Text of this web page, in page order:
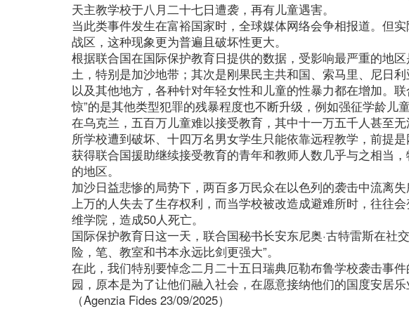
天主教学校于八月二十七日遭袭，再有儿童遇害。
当此类事件发生在富裕国家时，全球媒体网络会争相报道。但
战区，这种现象更为普遍且破坏性更大。
根据联合国在国际保护教育日提供的数据，受影响最严重的地
土，特别是加沙地带；其次是刚果民主共和国、索马里、尼日
以及其他地方，各种针对年轻女性和儿童的性暴力都在增加。
惊”的是其他类型犯罪的残暴程度也不断升级，例如强征学龄儿童
在乌克兰，五百万儿童难以接受教育，其中十一万五千人甚至
所学校遭到破坏、十四万名男女学生只能依靠远程教学，前提
获得联合国援助继续接受教育的青年和教师人数几乎与之相当
的地区。
加沙日益悲惨的局势下，两百多万民众在以色列的袭击中流离
上万的人失去了生存权利，而当学校被改造成避难所时，往往
维学院，造成50人死亡。
国际保护教育日这一天，联合国秘书长安东尼奥·古特雷斯在社
险，笔、教室和书本永远比剑更强大”。
在此，我们特别要悼念二月二十五日瑞典厄勒布鲁学校袭击事
园，原本是为了让他们融入社会，在愿意接纳他们的国度安居乐
（Agenzia Fides 23/09/2025）